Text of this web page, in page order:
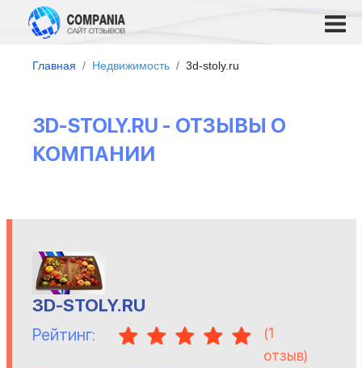
Главная Недвижимость 3d-stoly.ru
3D-STOLY.RU - ОТЗЫВЫ О
КОМПАНИИ
3D-STOLY.RU
Рейтинг: (1
отзыв)